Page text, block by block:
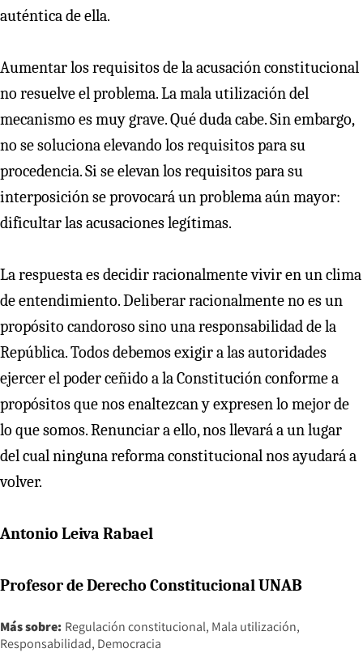
auténtica de ella.
Aumentar los requisitos de la acusación constitucional
no resuelve el problema. La mala utilización del
mecanismo es muy grave. Qué duda cabe. Sin embargo,
no se soluciona elevando los requisitos para su
procedencia. Si se elevan los requisitos para su
interposición se provocará un problema aún mayor:
dificultar las acusaciones legítimas.
La respuesta es decidir racionalmente vivir en un clima
de entendimiento. Deliberar racionalmente no es un
propósito candoroso sino una responsabilidad de la
República. Todos debemos exigir a las autoridades
ejercer el poder ceñido a la Constitución conforme a
propósitos que nos enaltezcan y expresen lo mejor de
lo que somos. Renunciar a ello, nos llevará a un lugar
del cual ninguna reforma constitucional nos ayudará a
volver.
Antonio Leiva Rabael
Profesor de Derecho Constitucional UNAB
Más sobre: Regulación constitucional Mala utilización
Responsabilidad Democracia